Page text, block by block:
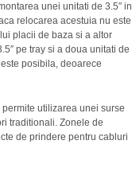
unei unitati de 3.5″ in
relocarea acestuia nu este
placii de baza si a altor
pe tray si a doua unitati de
posibila, deoarece
utilizarea unei surse
traditionali. Zonele de
de prindere pentru cabluri